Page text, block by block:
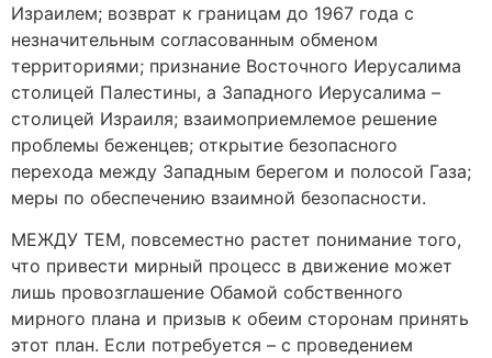
Израилем; возврат к границам до 1967 года с
незначительным согласованным обменом
территориями; признание Восточного Иерусалима
столицей Палестины, а Западного Иерусалима –
столицей Израиля; взаимоприемлемое решение
проблемы беженцев; открытие безопасного
перехода между Западным берегом и полосой Газа;
меры по обеспечению взаимной безопасности.
МЕЖДУ ТЕМ, повсеместно растет понимание того,
что привести мирный процесс в движение может
лишь провозглашение Обамой собственного
мирного плана и призыв к обеим сторонам принять
этот план. Если потребуется – с проведением